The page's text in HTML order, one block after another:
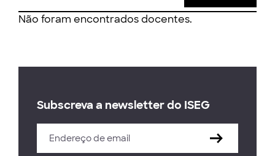
Não foram encontrados docentes.
Subscreva a newsletter do ISEG